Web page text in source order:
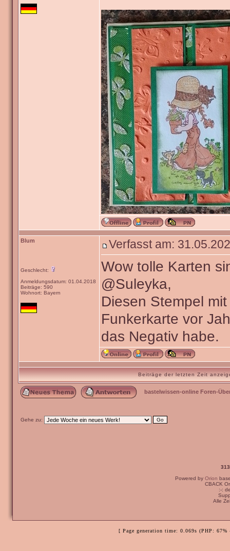
Blum
Geschlecht:
Anmeldungsdatum: 01.04.2018
Beiträge: 590
Wohnort: Bayern
Verfasst am:
Wow tolle Karten
@Suleyka,
Diesen Stempel
Funkerkarte vor
das Negativ habe.
Beiträge der letzten Zeit
bastelwissen-online Foren-
Gehe zu:
Powered by Orion
CBACK
:-:
Alle
[ Page generation time: 0.069s (PHP: